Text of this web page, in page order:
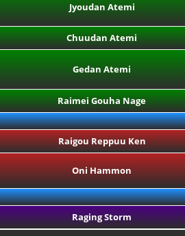
Jyoudan Atemi
Chuudan Atemi
Gedan Atemi
Raimei Gouha Nage
Raigou Reppuu Ken
Oni Hammon
Raging Storm